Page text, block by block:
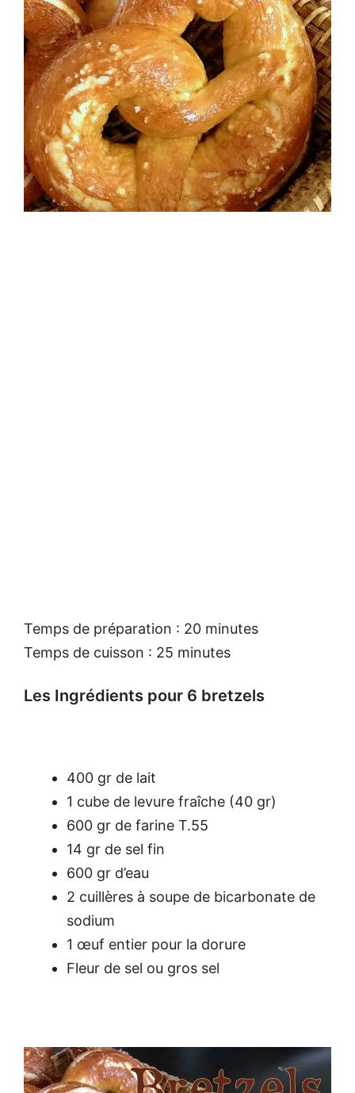
Temps de préparation : 20 minutes
Temps de cuisson : 25 minutes
Les Ingrédients pour 6 bretzels
400 gr de lait
1 cube de levure fraîche (40 gr)
600 gr de farine T.55
14 gr de sel fin
600 gr d’eau
2 cuillères à soupe de bicarbonate de
sodium
1 œuf entier pour la dorure
Fleur de sel ou gros sel